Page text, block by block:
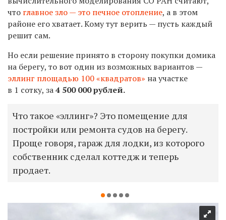
что главное зло — это печное отопление, а в этом
районе его хватает. Кому тут верить — пусть каждый
решит сам.
Но если решение принято в сторону покупки домика
на берегу, то вот один из возможных вариантов —
эллинг площадью 100 «квадратов» на участке
в 1 сотку, за4 500 000рублей.
Что такое «эллинг»? Это помещение для
постройки или ремонта судов на берегу.
Проще говоря, гараж для лодки, из которого
собственник сделал коттедж и теперь
продает.